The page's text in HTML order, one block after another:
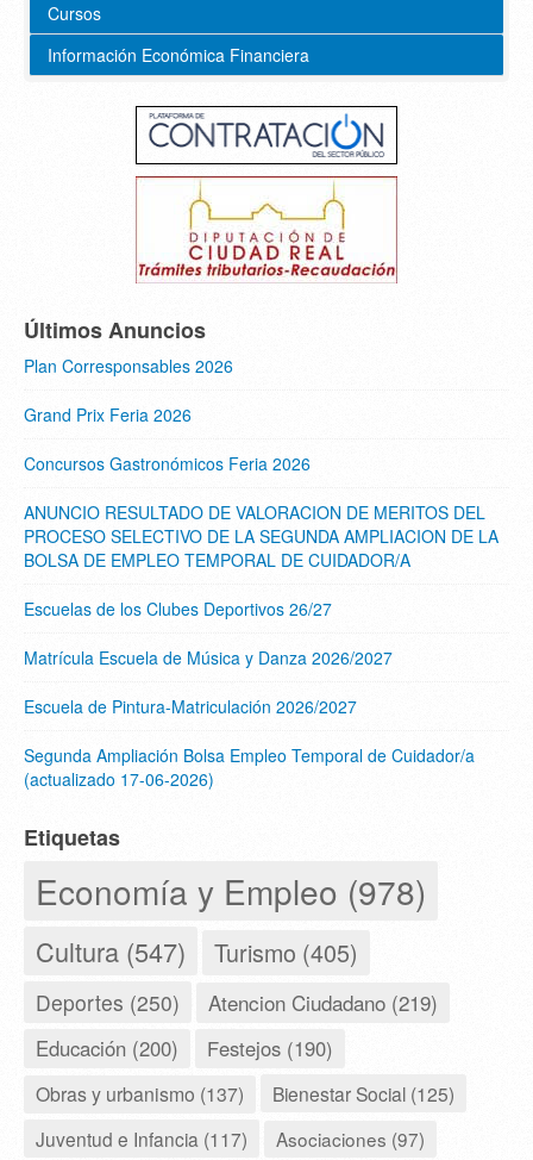
Cursos
Información Económica Financiera
Últimos Anuncios
Plan Corresponsables 2026
Grand Prix Feria 2026
Concursos Gastronómicos Feria 2026
ANUNCIO RESULTADO DE VALORACION DE MERITOS DEL
PROCESO SELECTIVO DE LA SEGUNDA AMPLIACION DE LA
BOLSA DE EMPLEO TEMPORAL DE CUIDADOR/A
Escuelas de los Clubes Deportivos 26/27
Matrícula Escuela de Música y Danza 2026/2027
Escuela de Pintura-Matriculación 2026/2027
Segunda Ampliación Bolsa Empleo Temporal de Cuidador/a
(actualizado 17-06-2026)
Etiquetas
Economía y Empleo (978)
Cultura (547) Turismo (405)
Deportes (250) Atencion Ciudadano (219)
Educación (200) Festejos (190)
Obras y urbanismo (137)
Bienestar Social (125)
Juventud e Infancia (117)
Asociaciones (97)